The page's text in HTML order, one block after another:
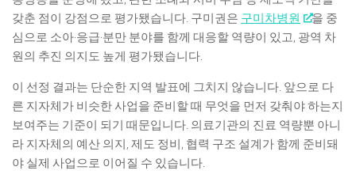
갖춘 점이 강점으로 평가됐습니다. 구미권은 구미차병원
을 중
심으로 소아·응급·분만 분야를 함께 대응할 역량이 있고, 광역 차
원의 추진 의지도 높게 평가됐습니다.
이 선정 결과는 단순한 지역 발표에 그치지 않습니다. 앞으로 다
른 지자체가 비슷한 사업을 준비할 때 무엇을 먼저 갖춰야 하는지
보여주는 기준이 되기 때문입니다. 의료기관의 진료 역량뿐 아니
라 지자체의 예산 의지, 제도 정비, 협력 구조 설계가 함께 준비돼
야 실제 사업으로 이어질 수 있습니다.